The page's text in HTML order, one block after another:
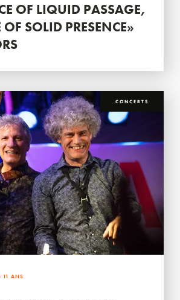
OF LIQUID PASSAGE,
SOLID PRESENCE»
CONCERTS
11 ANS